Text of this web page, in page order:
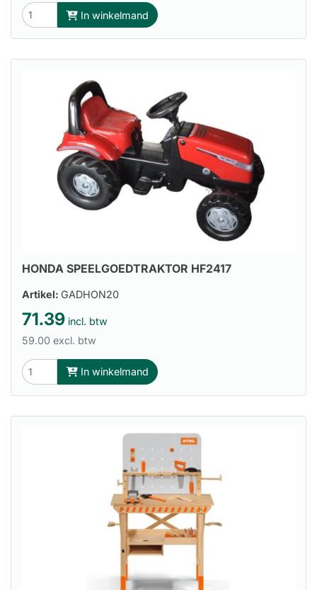
In winkelmand
HONDA SPEELGOEDTRAKTOR HF2417
Artikel: GADHON20
71.39 incl. btw
59.00 excl. btw
In winkelmand